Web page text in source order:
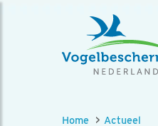
Home Actueel